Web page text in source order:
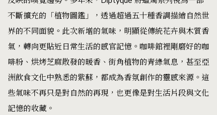
不斷擴充的「植物圖鑑」，透過超過五十種香調描繪自然世
界的不同面貌。此次新增的氣味，明顯從傳統花卉與木質香
氣，轉向更貼近日常生活的感官記憶。咖啡館裡剛磨好的咖
啡粉、烘烤芝麻散發的暖香、街角植物的青綠氣息，甚至亞
洲飲食文化中熟悉的紫蘇，都成為香氛創作的靈感來源。這
些氣味不再只是對自然的再現，也更像是對生活片段與文化
記憶的收藏。